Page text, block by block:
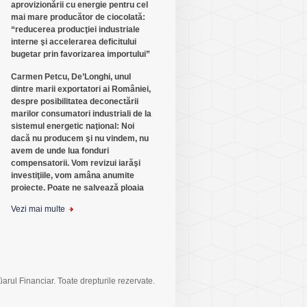
aprovizionării cu energie pentru cel
mai mare producător de ciocolată:
“reducerea producţiei industriale
interne şi accelerarea deficitului
bugetar prin favorizarea importului”
Carmen Petcu, De’Longhi, unul
dintre marii exportatori ai României,
despre posibilitatea deconectării
marilor consumatori industriali de la
sistemul energetic naţional: Noi
dacă nu producem şi nu vindem, nu
avem de unde lua fonduri
compensatorii. Vom revizui iarăşi
investiţiile, vom amâna anumite
proiecte. Poate ne salvează ploaia
Vezi mai multe
Financiar. Toate drepturile rezervate.